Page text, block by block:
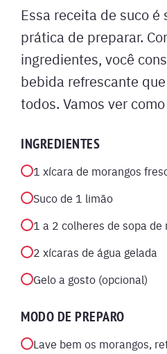
Essa receita de suco é
prática de preparar.
ingredientes, você
bebida refrescante
todos. Vamos ver
INGREDIENTES
1 xícara de morangos
Suco de 1 limão
1 a 2 colheres de sopa
2 xícaras de água gelada
Gelo a gosto (opcional)
MODO DE PREPARO
Lave bem os morangos,